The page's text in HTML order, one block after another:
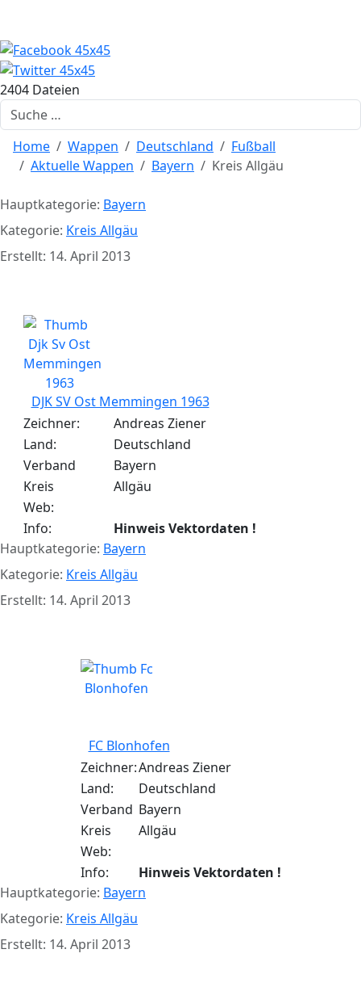
2404 Dateien
Suchen
Home Wappen Deutschland
Fußball
Aktuelle Wappen
Bayern Kreis Allgäu
Hauptkategorie: Bayern
Kategorie: Kreis Allgäu
Erstellt: 14. April 2013
DJK SV Ost Memmingen 1963
Zeichner:
Andreas Ziener
Land:
Deutschland
Verband
Bayern
Kreis
Allgäu
Web:
Info:
Hinweis Vektordaten !
Hauptkategorie: Bayern
Kategorie: Kreis Allgäu
Erstellt: 14. April 2013
FC Blonhofen
Zeichner:Andreas Ziener
Land:
Deutschland
Verband Bayern
Kreis
Allgäu
Web:
Info:
Hinweis Vektordaten !
Hauptkategorie: Bayern
Kategorie: Kreis Allgäu
Erstellt: 14. April 2013